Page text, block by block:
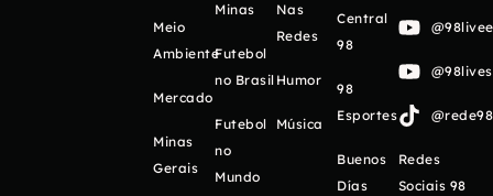
Meio
Ambiente
Mercado
Minas
Gerais
Minas
Futebol
no Brasil
Futebol
no
Mundo
Nas
Redes
Humor
Música
Central
98
98
Esportes
Buenos
Días
Redes
Sociais 98